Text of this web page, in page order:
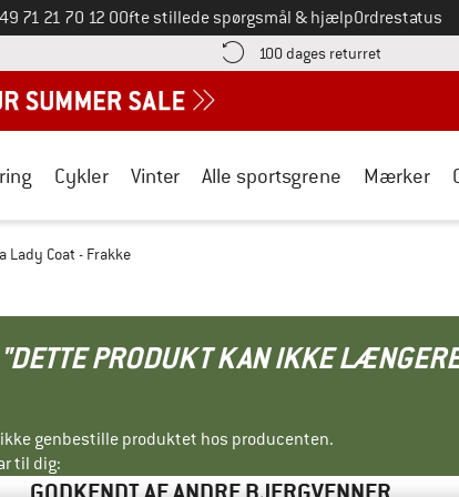
til os på
71 21 70 12 0Ofte stillede spørgsmål & hjælpOrdrestatus
betalingsoplysningerne her! Åbnes i en infoboks
100 dages returret Gå til
Cykler Vinter Alle sportsgrene Mærker
Lady Coat - Frakke
"DETTE PRODUKT KAN IKKE
genbestille produktet hos producenten.
til dig: